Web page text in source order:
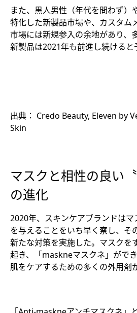
また、黒人男性（年代を問わず）
特化した新製品市場や、カスタム
市場には新規参入の余地があり、
新製品は2021年も前進し続けると
出典： Credo Beauty, Eleven by
Skin
マスクと相性の良い
の進化
2020年、スキンケアブランドは
を与えることをいち早く察し、そ
新たな対策を実施した。マスクを
起き、「maskneマスクネ」がで
肌をケアするための多くの外用剤